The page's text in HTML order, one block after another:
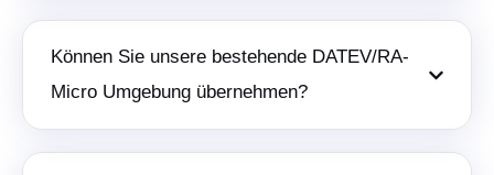
Können Sie unsere bestehende DATEV/RA-
Micro Umgebung übernehmen?